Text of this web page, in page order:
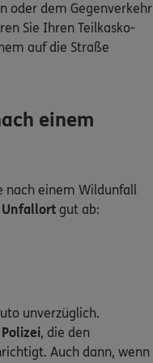
oder dem Gegenverkehr
Sie Ihren Teilkasko-
auf die Straße
einem
nach einem Wildunfall
Unfallort gut ab:
unverzüglich.
Polizei, die den
Auch dann, wenn